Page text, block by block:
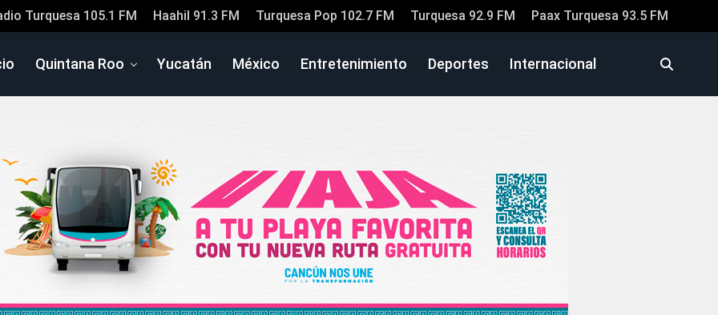
Turquesa 105.1 FM Haahil 91.3 FM Turquesa Pop 102.7 FM Turquesa 92.9 FM Paax Turquesa 93.5 FM
Quintana Roo Yucatán México Entretenimiento Deportes Internacional